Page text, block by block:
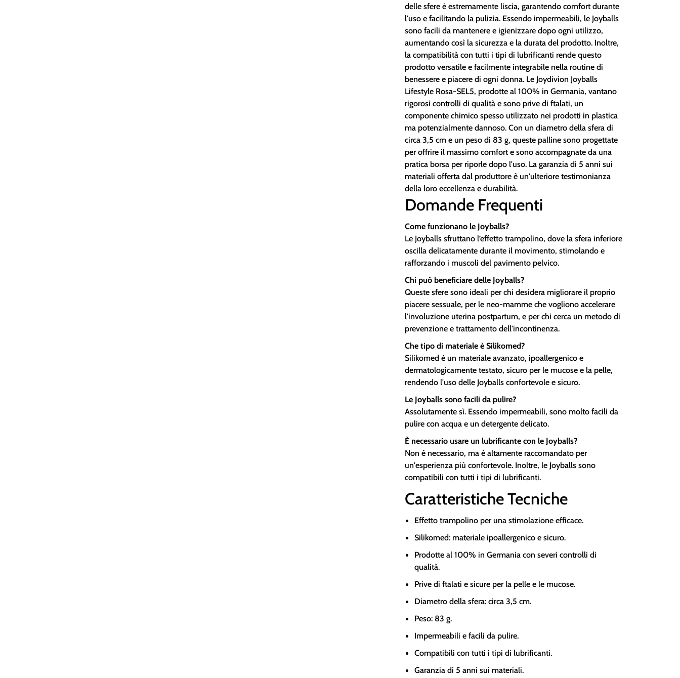
delle sfere è estremamente liscia, garantendo comfort durante
l'uso e facilitando la pulizia. Essendo impermeabili, le Joyballs
sono facili da mantenere e igienizzare dopo ogni utilizzo,
aumentando così la sicurezza e la durata del prodotto. Inoltre,
la compatibilità con tutti i tipi di lubrificanti rende questo
prodotto versatile e facilmente integrabile nella routine di
benessere e piacere di ogni donna. Le Joydivion Joyballs
Lifestyle Rosa-SEL5, prodotte al 100% in Germania, vantano
rigorosi controlli di qualità e sono prive di ftalati, un
componente chimico spesso utilizzato nei prodotti in plastica
ma potenzialmente dannoso. Con un diametro della sfera di
circa 3,5 cm e un peso di 83 g, queste palline sono progettate
per offrire il massimo comfort e sono accompagnate da una
pratica borsa per riporle dopo l'uso. La garanzia di 5 anni sui
materiali offerta dal produttore è un'ulteriore testimonianza
della loro eccellenza e durabilità.
Domande Frequenti
Come funzionano le Joyballs?
Le Joyballs sfruttano l’effetto trampolino, dove la sfera inferiore
oscilla delicatamente durante il movimento, stimolando e
rafforzando i muscoli del pavimento pelvico.
Chi può beneficiare delle Joyballs?
Queste sfere sono ideali per chi desidera migliorare il proprio
piacere sessuale, per le neo-mamme che vogliono accelerare
l'involuzione uterina postpartum, e per chi cerca un metodo di
prevenzione e trattamento dell'incontinenza.
Che tipo di materiale è Silikomed?
Silikomed è un materiale avanzato, ipoallergenico e
dermatologicamente testato, sicuro per le mucose e la pelle,
rendendo l'uso delle Joyballs confortevole e sicuro.
Le Joyballs sono facili da pulire?
Assolutamente sì. Essendo impermeabili, sono molto facili da
pulire con acqua e un detergente delicato.
È necessario usare un lubrificante con le Joyballs?
Non è necessario, ma è altamente raccomandato per
un'esperienza più confortevole. Inoltre, le Joyballs sono
compatibili con tutti i tipi di lubrificanti.
Caratteristiche Tecniche
Effetto trampolino per una stimolazione efficace.
Silikomed: materiale ipoallergenico e sicuro.
Prodotte al 100% in Germania con severi controlli di
qualità.
Prive di ftalati e sicure per la pelle e le mucose.
Diametro della sfera: circa 3,5 cm.
Peso: 83 g.
Impermeabili e facili da pulire.
Compatibili con tutti i tipi di lubrificanti.
Garanzia di 5 anni sui materiali.